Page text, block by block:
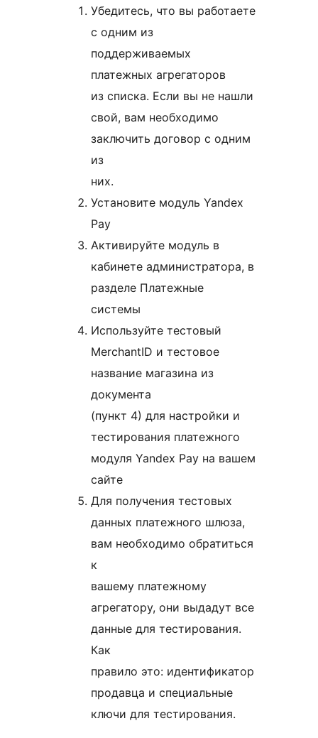
Убедитесь, что вы работаете
с одним из
поддерживаемых
платежных агрегаторов
из списка. Если вы не нашли
свой, вам необходимо
заключить договор с одним
из
них.
Установите модуль Yandex
Pay
Активируйте модуль в
кабинете администратора, в
разделе Платежные
системы
Используйте тестовый
MerchantID и тестовое
название магазина из
документа
(пункт 4) для настройки и
тестирования платежного
модуля Yandex Pay на вашем
сайте
Для получения тестовых
данных платежного шлюза,
вам необходимо обратиться
к
вашему платежному
агрегатору, они выдадут все
данные для тестирования.
Как
правило это: идентификатор
продавца и специальные
ключи для тестирования.